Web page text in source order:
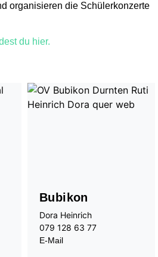
organisieren die Schülerkonzerte
du hier.
Bubikon
Dora Heinrich
079 128 63 77
E-Mail